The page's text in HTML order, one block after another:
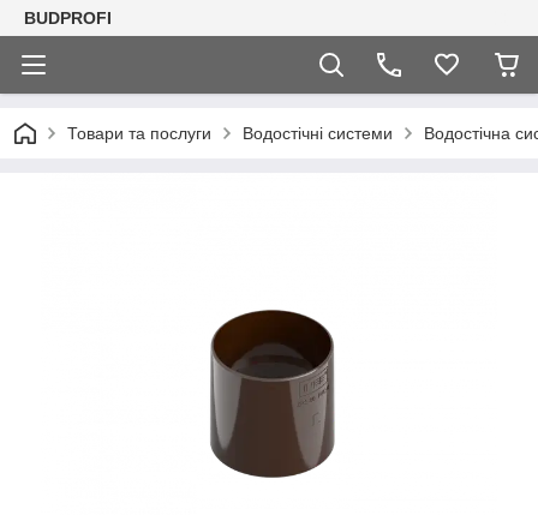
BUDPROFI
Товари та послуги Водостічні системи Водостічна